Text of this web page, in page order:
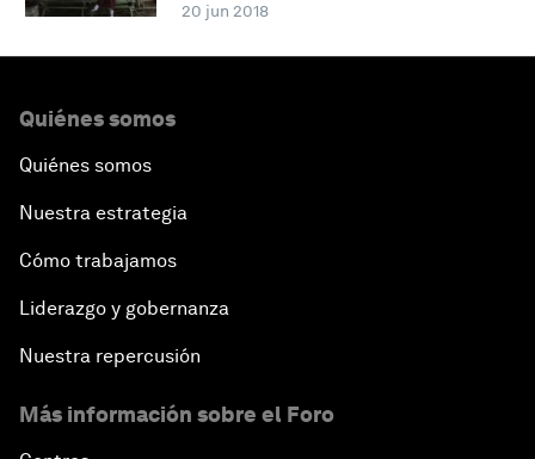
20 jun 2018
Quiénes somos
Quiénes somos
Nuestra estrategia
Cómo trabajamos
Liderazgo y gobernanza
Nuestra repercusión
Más información sobre el Foro